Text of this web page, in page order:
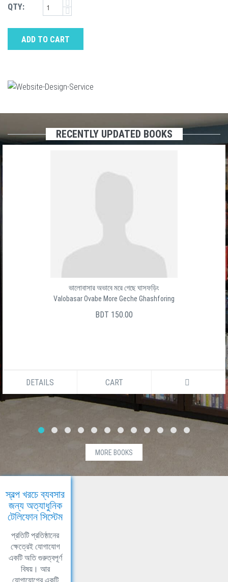
QTY:
ADD TO CART
RECENTLY UPDATED BOOKS
Baro Ghater Shesh Ghat
বার ঘাটের শেষ ঘাট
MORE BOOKS
স্বল্প খরচে ব্যবসার
জন্য অত্যাধুনিক
টেলিফোন সিস্টেম
প্রতিটি প্রতিষ্ঠানের
ক্ষেত্রেই যোগাযোগ
একটি অতি গুরুত্বপূর্ণ
বিষয়। আর